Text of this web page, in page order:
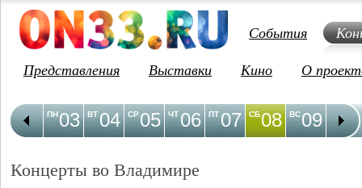
События
Представления
Выставки Кино О
03
ПН 04
ВТ 05
СР 06
ЧТ 07
ПТ 08
СБ 09
ВС 10
ПН
Концерты во Владимире